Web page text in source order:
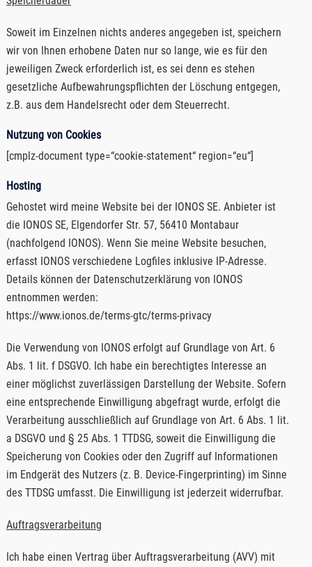
Soweit im Einzelnen nichts anderes angegeben ist, speichern
wir von Ihnen erhobene Daten nur so lange, wie es für den
jeweiligen Zweck erforderlich ist, es sei denn es stehen
gesetzliche Aufbewahrungspflichten der Löschung entgegen,
z.B. aus dem Handelsrecht oder dem Steuerrecht.
Nutzung von Cookies
[cmplz-document type=“cookie-statement“ region=“eu“]
Hosting
Gehostet wird meine Website bei der IONOS SE. Anbieter ist
die IONOS SE, Elgendorfer Str. 57, 56410 Montabaur
(nachfolgend IONOS). Wenn Sie meine Website besuchen,
erfasst IONOS verschiedene Logfiles inklusive IP-Adresse.
Details können der Datenschutzerklärung von IONOS
entnommen werden:
https://www.ionos.de/terms-gtc/terms-privacy
Die Verwendung von IONOS erfolgt auf Grundlage von Art. 6
Abs. 1 lit. f DSGVO. Ich habe ein berechtigtes Interesse an
einer möglichst zuverlässigen Darstellung der Website. Sofern
eine entsprechende Einwilligung abgefragt wurde, erfolgt die
Verarbeitung ausschließlich auf Grundlage von Art. 6 Abs. 1 lit.
a DSGVO und § 25 Abs. 1 TTDSG, soweit die Einwilligung die
Speicherung von Cookies oder den Zugriff auf Informationen
im Endgerät des Nutzers (z. B. Device-Fingerprinting) im Sinne
des TTDSG umfasst. Die Einwilligung ist jederzeit widerrufbar.
Auftragsverarbeitung
Ich habe einen Vertrag über Auftragsverarbeitung (AVV) mit